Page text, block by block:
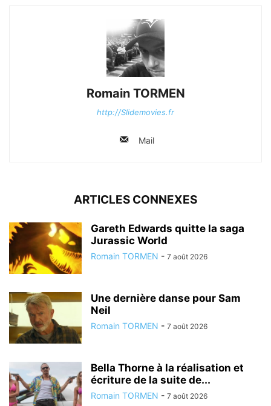
Romain TORMEN
http://Slidemovies.fr
Mail
ARTICLES CONNEXES
Gareth Edwards quitte la saga
Jurassic World
Romain TORMEN - 7 août 2026
Une dernière danse pour Sam
Neil
Romain TORMEN - 7 août 2026
Bella Thorne à la réalisation et
écriture de la suite de...
Romain TORMEN - 7 août 2026